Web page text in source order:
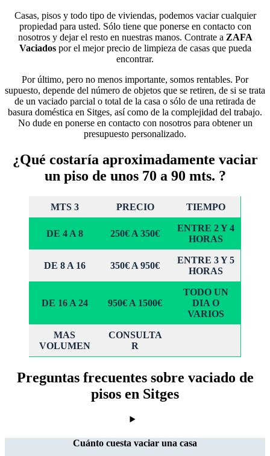
Casas, pisos y todo tipo de viviendas, podemos vaciar cualquier
propiedad para usted. Sólo tiene que ponerse en contacto con
nosotros y dejar el resto en nuestras manos. Contrate a ZAFA
Vaciadospor el mejor precio de limpieza de casas que pueda
encontrar.
Por último, pero no menos importante, somos rentables. Por
supuesto, depende del número de objetos que se retiren, de si se trata
de un vaciado parcial o total de la casa o sólo de una retirada de
basura doméstica en Sitges, así como de la complejidad del trabajo.
No dude en ponerse en contacto con nosotros para obtener un
presupuesto personalizado.
¿Qué costaría aproximadamente vaciar
un piso de unos 70 a 90 mts. ?
MTS 3 PRECIO TIEMPO
DE 4 A 8 250€ A 350€
ENTRE 2 Y 4
HORAS
DE 8 A 16 350€ A 950€
ENTRE 3 Y 5
HORAS
DE 16 A 24 950€ A 1500€
TODO UN
DIA O
VARIOS
MAS
VOLUMEN
CONSULTA
R
Preguntas frecuentes sobre vaciado de
pisos en Sitges
Cuánto cuesta vaciar una casa